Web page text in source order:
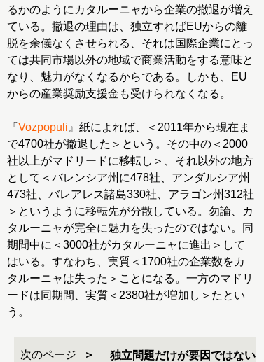
るかのようにカタルーニャから企業の撤退が増え
ている。撤退の理由は、独立すればEUからの離
脱を余儀なくさせられる、それは国際企業にとっ
ては共同市場以外の地域で商業活動をする意味と
なり、魅力がなくなるからである。しかも、EU
からの産業奨励支援金も受けられなくなる。
『Vozpopuli 』紙によれば、＜2011年から現在ま
で4700社が撤退した＞という。その中の＜2000
社以上がマドリードに移転し＞、それ以外の地方
として＜バレンシア州に478社、アンダルシア州
473社、バレアレス諸島330社、アラゴン州312社
＞というように移転先が分散している。勿論、カ
タルーニャが完全に魅力を失ったのではない。同
期間中に＜3000社がカタルーニャに進出＞して
はいる。すなわち、実質＜1700社の企業数をカ
タルーニャは失った＞ことになる。一方のマドリ
ードは同期間、実質＜2380社が増加し＞たとい
う。
次のページ 独立問題だけが要因ではない